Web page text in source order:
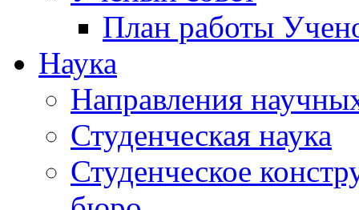
План работы
Наука
Направления
Студенческая наука
Студенческое